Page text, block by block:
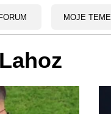
MOJE TEME